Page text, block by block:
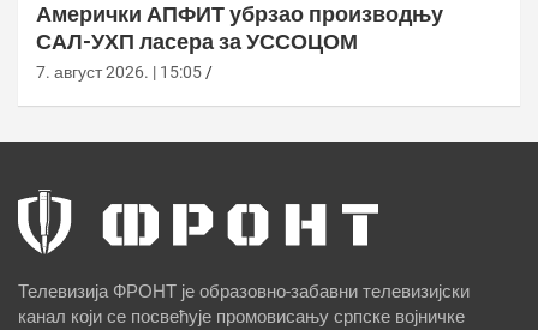
Амерички АПФИТ убрзао производњу
САЛ-УХП ласера за УССОЦОМ
7. август 2026. | 15:05
Телевизија ФРОНТ је образовно-забавни телевизијски
канал који се посвећује промовисању српске војничке